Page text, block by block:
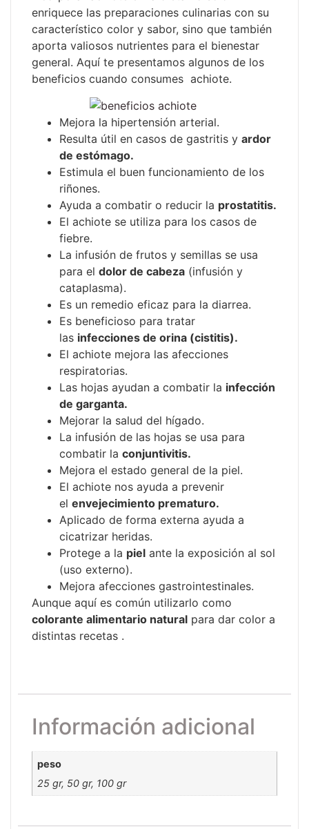
enriquece las preparaciones culinarias con su
característico color y sabor, sino que también
aporta valiosos nutrientes para el bienestar
general. Aquí te presentamos algunos de los
beneficios cuando consumes achiote.
Mejora la hipertensión arterial.
Resulta útil en casos de gastritis y ardor
de estómago.
Estimula el buen funcionamiento de los
riñones.
Ayuda a combatir o reducir la prostatitis.
El achiote se utiliza para los casos de
fiebre.
La infusión de frutos y semillas se usa
para el dolor de cabeza (infusión y
cataplasma).
Es un remedio eficaz para la diarrea.
Es beneficioso para tratar
las infecciones de orina (cistitis).
El achiote mejora las afecciones
respiratorias.
Las hojas ayudan a combatir la infección
de garganta.
Mejorar la salud del hígado.
La infusión de las hojas se usa para
combatir la conjuntivitis.
Mejora el estado general de la piel.
El achiote nos ayuda a prevenir
el envejecimiento prematuro.
Aplicado de forma externa ayuda a
cicatrizar heridas.
Protege a la piel ante la exposición al sol
(uso externo).
Mejora afecciones gastrointestinales.
Aunque aquí es común utilizarlo como
colorante alimentario natural para dar color a
distintas recetas .
Información adicional
peso
25 gr, 50 gr, 100 gr